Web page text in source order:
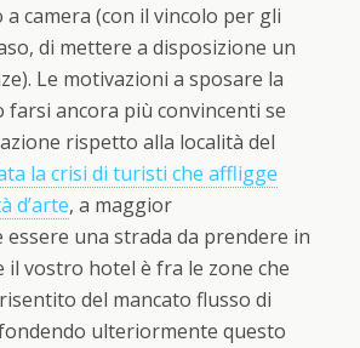
camera (con il vincolo per gli
di mettere a disposizione un
Le motivazioni a sposare la
ancora più convincenti se
rispetto alla località del
la crisi di turisti che affligge
d’arte, a maggior
una strada da prendere in
il vostro hotel è fra le zone che
del mancato flusso di
ulteriormente questo